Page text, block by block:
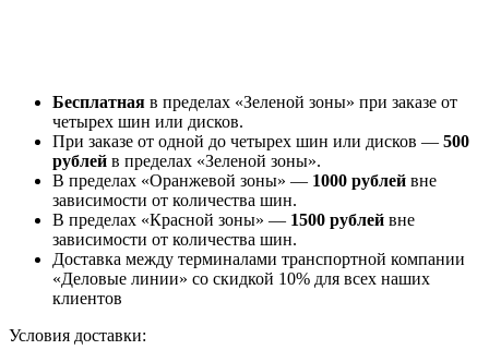
Бесплатная в пределах «Зеленой зоны» при заказе от
четырех шин или дисков.
При заказе от одной до четырех шин или дисков — 500
рублей в пределах «Зеленой зоны».
В пределах «Оранжевой зоны» — 1000 рублей вне
зависимости от количества шин.
В пределах «Красной зоны» — 1500 рублей вне
зависимости от количества шин.
Доставка между терминалами транспортной компании
«Деловые линии» со скидкой 10% для всех наших
клиентов
Условия доставки: